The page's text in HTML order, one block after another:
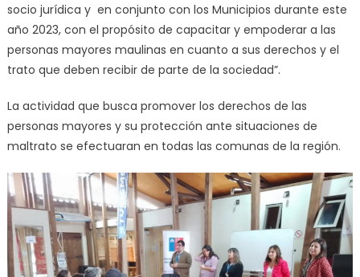
socio jurídica y en conjunto con los Municipios durante este
año 2023, con el propósito de capacitar y empoderar a las
personas mayores maulinas en cuanto a sus derechos y el
trato que deben recibir de parte de la sociedad”.
La actividad que busca promover los derechos de las
personas mayores y su protección ante situaciones de
maltrato se efectuaran en todas las comunas de la región.